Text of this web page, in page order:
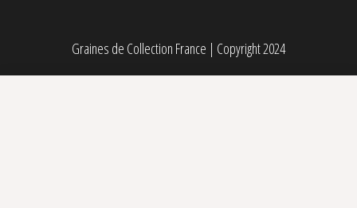
Graines de Collection France | Copyright 2024